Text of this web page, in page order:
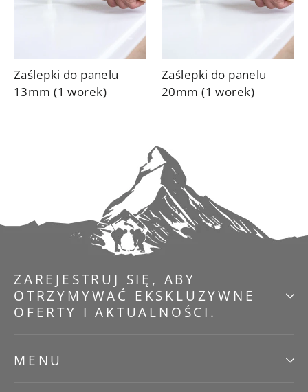
Zaślepki do panelu
13mm (1 worek)
Zaślepki do panelu
20mm (1 worek)
ZAREJESTRUJ SIĘ, ABY
OTRZYMYWAĆ EKSKLUZYWNE
OFERTY I AKTUALNOŚCI.
MENU